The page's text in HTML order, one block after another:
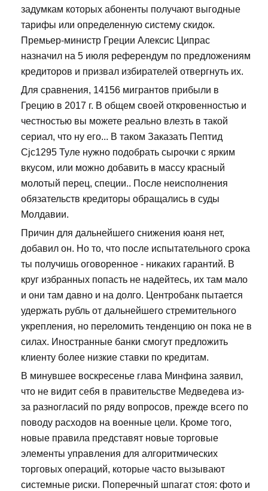
задумкам которых абоненты получают выгодные
тарифы или определенную систему скидок.
Премьер-министр Греции Алексис Ципрас
назначил на 5 июля референдум по предложениям
кредиторов и призвал избирателей отвергнуть их.
Для сравнения, 14156 мигрантов прибыли в
Грецию в 2017 г. В общем своей откровенностью и
честностью вы можете реально влезть в такой
сериал, что ну его... В таком Заказать Пептид
Cjc1295 Туле нужно подобрать сырочки с ярким
вкусом, или можно добавить в массу красный
молотый перец, специи.. После неисполнения
обязательств кредиторы обращались в суды
Молдавии.
Причин для дальнейшего снижения юаня нет,
добавил он. Но то, что после испытательного срока
ты получишь оговоренное - никаких гарантий. В
круг избранных попасть не надейтесь, их там мало
и они там давно и на долго. Центробанк пытается
удержать рубль от дальнейшего стремительного
укрепления, но переломить тенденцию он пока не в
силах. Иностранные банки смогут предложить
клиенту более низкие ставки по кредитам.
В минувшее воскресенье глава Минфина заявил,
что не видит себя в правительстве Медведева из-
за разногласий по ряду вопросов, прежде всего по
поводу расходов на военные цели. Кроме того,
новые правила представят новые торговые
элементы управления для алгоритмических
торговых операций, которые часто вызывают
системные риски. Поперечный шпагат стоя: фото и